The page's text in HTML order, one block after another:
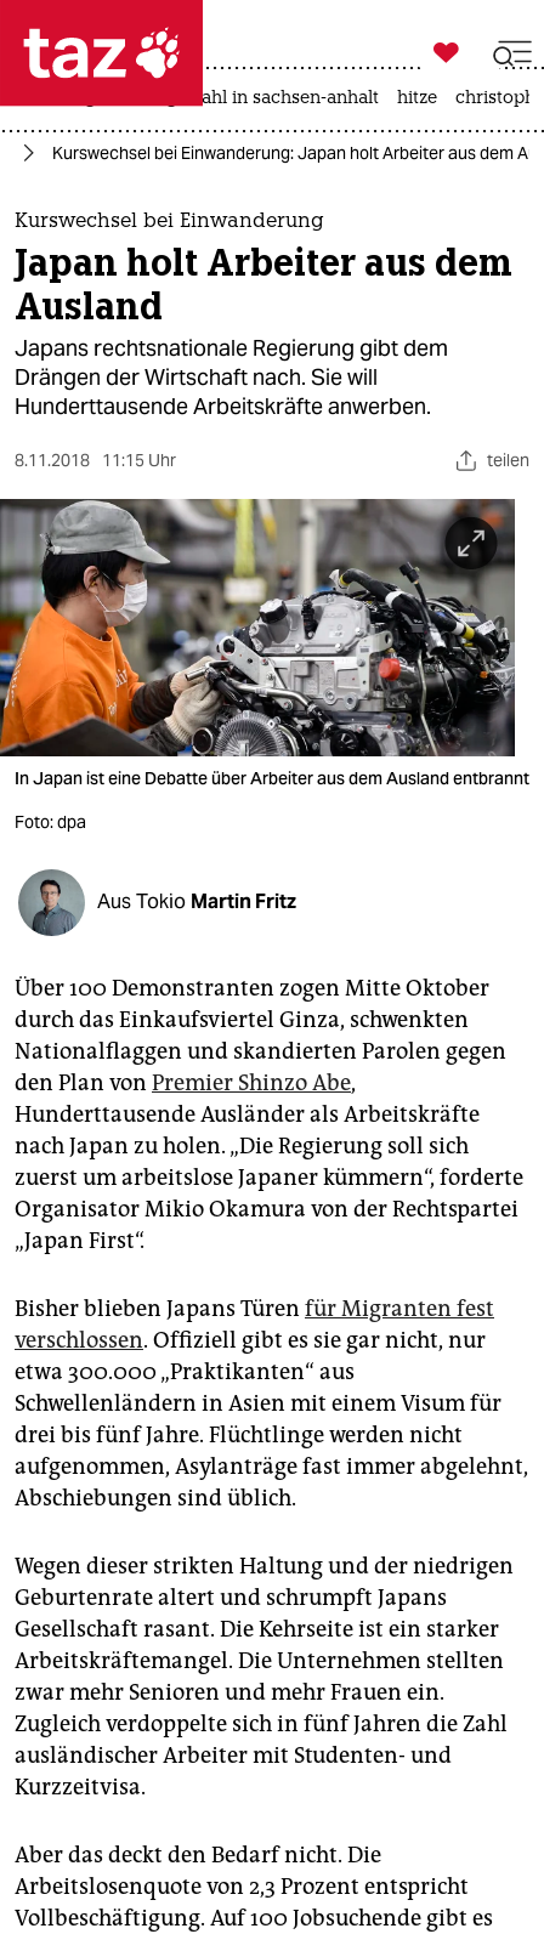
 taz zahl ich
taz zahl ich
themen
politik
öko
gesellschaft
sport
berlin
nord
wahrheit
verlag
verlag
fragen & hilfe
abo
genossenschaft
epaper login

taz zahl ich
landtagswahl in sachsen-anhalt hitze
Kurswechsel bei Einwanderung: Japan holt Arbeiter aus dem
Kurswechsel bei Einwanderung
Japan holt Arbeiter aus dem
Ausland
Japans rechtsnationale Regierung gibt dem
Drängen der Wirtschaft nach. Sie will
Hunderttausende Arbeitskräfte anwerben.
8.11.2018 11:15 Uhr teilen
In Japan ist eine Debatte über Arbeiter aus dem Ausland entbrannt
Foto: dpa
Aus Tokio Martin Fritz
Über 100 Demonstranten zogen Mitte Oktober
durch das Einkaufsviertel Ginza, schwenkten
Nationalflaggen und skandierten Parolen gegen
den Plan von Premier Shinzo Abe,
Hunderttausende Ausländer als Arbeitskräfte
nach Japan zu holen. „Die Regierung soll sich
zuerst um arbeitslose Japaner kümmern“, forderte
Organisator Mikio Okamura von der Rechtspartei
„Japan First“.
Bisher blieben Japans Türen für Migranten fest
verschlossen. Offiziell gibt es sie gar nicht, nur
etwa 300.000 „Praktikanten“ aus
Schwellenländern in Asien mit einem Visum für
drei bis fünf Jahre. Flüchtlinge werden nicht
aufgenommen, Asylanträge fast immer abgelehnt,
Abschiebungen sind üblich.
Wegen dieser strikten Haltung und der niedrigen
Geburtenrate altert und schrumpft Japans
Gesellschaft rasant. Die Kehrseite ist ein starker
Arbeitskräftemangel. Die Unternehmen stellten
zwar mehr Senio­ren und mehr Frauen ein.
Zugleich verdoppelte sich in fünf Jahren die Zahl
ausländischer Arbeiter mit Studenten- und
Kurzzeitvisa.
Aber das deckt den Bedarf nicht. Die
Arbeitslosenquote von 2,3 Prozent entspricht
Vollbeschäftigung. Auf 100 Jobsuchende gibt es